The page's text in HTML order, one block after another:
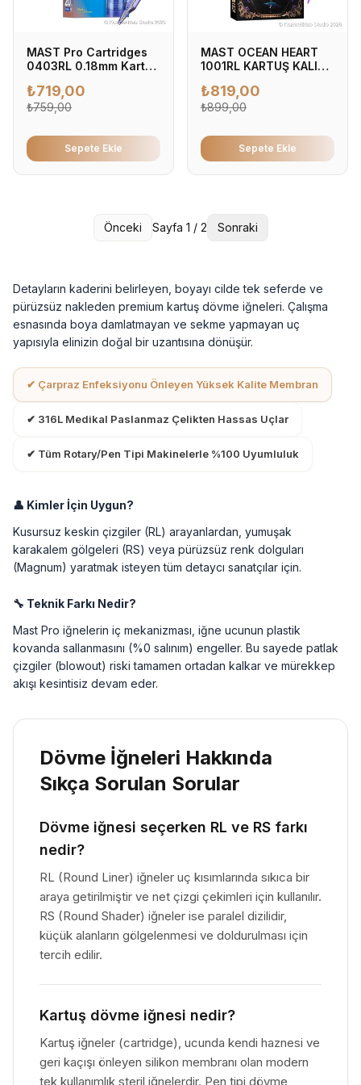
MAST Pro Cartridges
0403RL 0.18mm Kartuş
Profesyonel Dövme
İğnesi (20'li Kutu)
₺719,00
₺759,00
Sepete Ekle
MAST OCEAN HEART
1001RL KARTUŞ KALICI
₺819,00
₺899,00
Sepete Ekle
Önceki Sayfa 1 / 2 Sonraki
Detayların kaderini belirleyen, boyayı cilde tek seferde ve
pürüzsüz nakleden premium kartuş dövme iğneleri. Çalışma
esnasında boya damlatmayan ve sekme yapmayan uç
yapısıyla elinizin doğal bir uzantısına dönüşür.
✔ Çarpraz Enfeksiyonu Önleyen Yüksek Kalite Membran
✔ 316L Medikal Paslanmaz Çelikten Hassas Uçlar
✔ Tüm Rotary/Pen Tipi Makinelerle %100 Uyumluluk
👤 Kimler İçin Uygun?
Kusursuz keskin çizgiler (RL) arayanlardan, yumuşak
karakalem gölgeleri (RS) veya pürüzsüz renk dolguları
(Magnum) yaratmak isteyen tüm detaycı sanatçılar için.
🔧 Teknik Farkı Nedir?
Mast Pro iğnelerin iç mekanizması, iğne ucunun plastik
kovanda sallanmasını (%0 salınım) engeller. Bu sayede patlak
çizgiler (blowout) riski tamamen ortadan kalkar ve mürekkep
akışı kesintisiz devam eder.
Dövme İğneleri Hakkında
Sıkça Sorulan Sorular
Dövme iğnesi seçerken RL ve RS farkı
nedir?
RL (Round Liner) iğneler uç kısımlarında sıkıca bir
araya getirilmiştir ve net çizgi çekimleri için kullanılır.
RS (Round Shader) iğneler ise paralel dizilidir,
küçük alanların gölgelenmesi ve doldurulması için
tercih edilir.
Kartuş dövme iğnesi nedir?
Kartuş iğneler (cartridge), ucunda kendi haznesi ve
geri kaçışı önleyen silikon membranı olan modern
tek kullanımlık steril iğnelerdir. Pen tipi dövme